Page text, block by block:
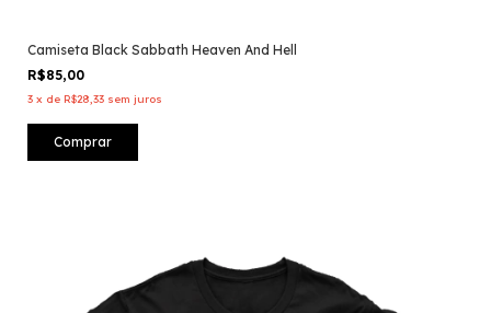
Camiseta Black Sabbath Heaven And Hell
R$85,00
3 x de R$28,33 sem juros
Comprar